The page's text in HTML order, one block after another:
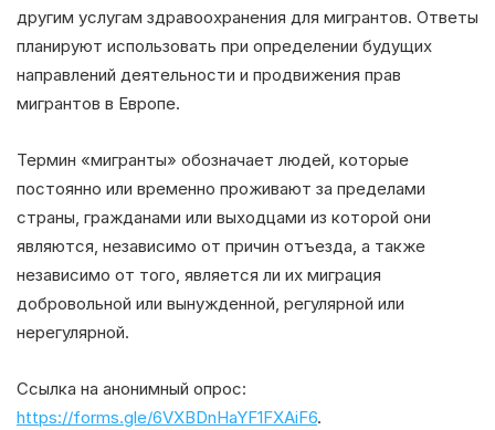
другим услугам здравоохранения для мигрантов. Ответы
планируют использовать при определении будущих
направлений деятельности и продвижения прав
мигрантов в Европе.
Термин «мигранты» обозначает людей, которые
постоянно или временно проживают за пределами
страны, гражданами или выходцами из которой они
являются, независимо от причин отъезда, а также
независимо от того, является ли их миграция
добровольной или вынужденной, регулярной или
нерегулярной.
Ссылка на анонимный опрос:
https://forms.gle/6VXBDnHaYF1FXAiF6.